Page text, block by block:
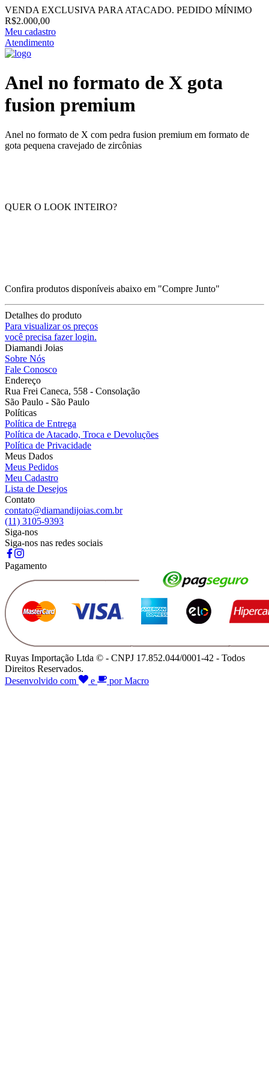
VENDA EXCLUSIVA PARA ATACADO. PEDIDO MÍNIMO
R$2.000,00
Meu cadastro
Atendimento
Anel no formato de X gota
fusion premium
Anel no formato de X com pedra fusion premium em formato de
gota pequena cravejado de zircônias
QUER O LOOK INTEIRO?
Confira produtos disponíveis abaixo em "Compre Junto"
Detalhes do produto
Para visualizar os preços
você precisa fazer login.
Diamandi Joias
Sobre Nós
Fale Conosco
Endereço
Rua Frei Caneca, 558 - Consolação
São Paulo - São Paulo
Políticas
Política de Entrega
Política de Atacado, Troca e Devoluções
Política de Privacidade
Meus Dados
Meus Pedidos
Meu Cadastro
Lista de Desejos
Contato
contato@diamandijoias.com.br
(11) 3105-9393
Siga-nos
Siga-nos nas redes sociais
Pagamento
Ruyas Importação Ltda © - CNPJ 17.852.044/0001-42 - Todos
Direitos Reservados.
Desenvolvido com
e por Macro